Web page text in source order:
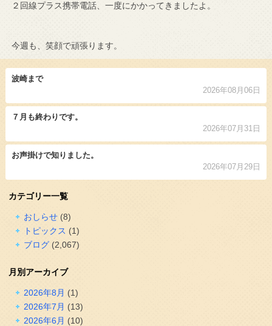
２回線プラス携帯電話、一度にかかってきましたよ。
今週も、笑顔で頑張ります。
波崎まで
2026年08月06日
７月も終わりです。
2026年07月31日
お声掛けで知りました。
2026年07月29日
カテゴリー一覧
おしらせ(8)
トピックス (1)
ブログ(2,067)
月別アーカイブ
2026年8月 (1)
2026年7月 (13)
2026年6月 (10)